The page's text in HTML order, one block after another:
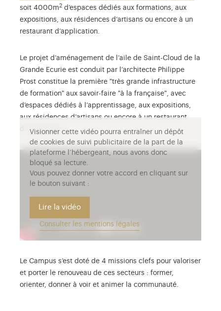
soit 4000m2 d’espaces dédiés aux formations, aux
expositions, aux résidences d’artisans ou encore à un
restaurant d’application.
Le projet d’aménagement de l’aile de Saint-Cloud de la
Grande Ecurie est conduit par l’architecte Philippe
Prost constitue la première "très grande infrastructure
de formation" aux savoir-faire "à la française", avec
d’espaces dédiés à l’apprentissage, aux expositions,
aux résidences d’artisans ou encore à un restaurant
d’application.
Visionner cette vidéo pourra entraîner un dépôt
de cookies de suivi publicitaire de la part de la
plateforme l’hébergeant, nous avons donc
bloqué sa lecture.
Vous pouvez donner votre accord en cliquant sur
le bouton suivant :
Lire la vidéo
Consulter les mentions légales
Le Campus s’est doté de 4 missions clefs pour valoriser
et porter le renouveau de ces secteurs : former,
orienter, donner à voir et animer la communauté.